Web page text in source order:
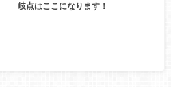
岐点はここになります！